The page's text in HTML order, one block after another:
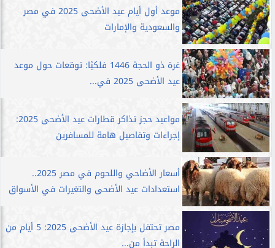
موعد أول أيام عيد الأضحى 2025 في مصر
والسعودية والإمارات
غرة ذو الحجة 1446 فلكيًا: توقعات حول موعد
عيد الأضحى 2025 في...
مواعيد حجز تذاكر قطارات عيد الأضحى 2025:
إجراءات وتفاصيل هامة للمسافرين
أسعار الأضاحي واللحوم في مصر 2025..
استعدادات عيد الأضحى والتغيرات في الأسواق
مصر تحتفل بإجازة عيد الأضحى 2025: 5 أيام من
الراحة تبدأ من...